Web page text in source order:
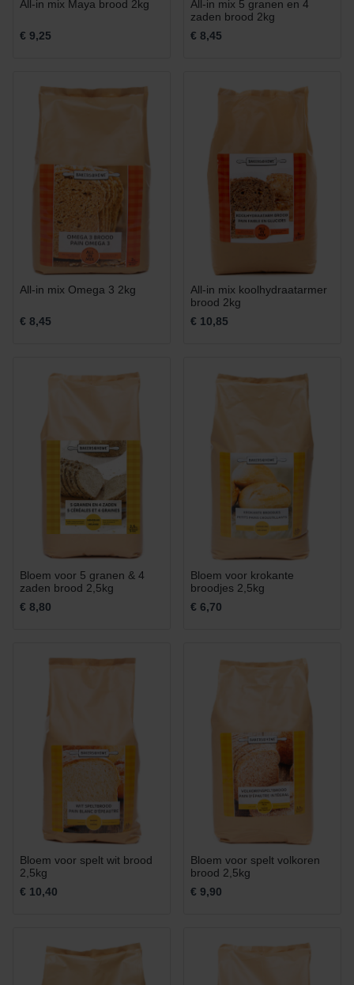
All-in mix Maya brood 2kg
€ 9,25
All-in mix 5 granen en 4
zaden brood 2kg
€ 8,45
All-in mix Omega 3 2kg
€ 8,45
All-in mix koolhydraatarmer
brood 2kg
€ 10,85
Bloem voor 5 granen & 4
zaden brood 2,5kg
€ 8,80
Bloem voor krokante
broodjes 2,5kg
€ 6,70
Bloem voor spelt wit brood
2,5kg
€ 10,40
Bloem voor spelt volkoren
brood 2,5kg
€ 9,90